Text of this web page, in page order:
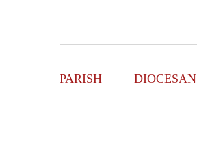
Catholic
-
Main
PARISH DIOCESAN